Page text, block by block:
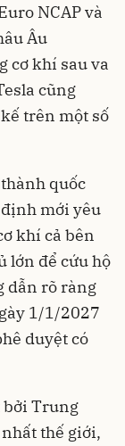
NCAP và
Âu
cơ khí sau va
cũng
trên một số
quốc
mới yêu
khí cả bên
lớn để cứu hộ
dẫn rõ ràng
1/1/2027
duyệt có
bởi Trung
thế giới,